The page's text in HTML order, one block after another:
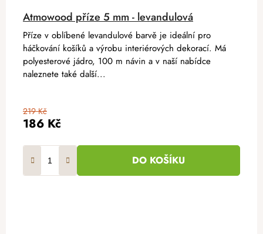
Atmowood příze 5 mm - levandulová
186 Kč
219 Kč
DO KOŠÍKU
Příze v oblíbené levandulové barvě je ideální pro
háčkování košíků a výrobu interiérových dekorací. Má
polyesterové jádro, 100 m návin a v naší nabídce
naleznete také další...